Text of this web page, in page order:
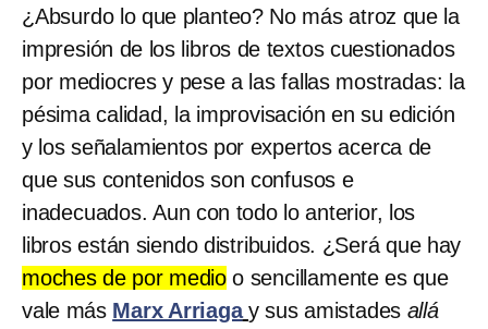
¿Absurdo lo que planteo? No más atroz que la
impresión de los libros de textos cuestionados
por mediocres y pese a las fallas mostradas: la
pésima calidad, la improvisación en su edición
y los señalamientos por expertos acerca de
que sus contenidos son confusos e
inadecuados. Aun con todo lo anterior, los
libros están siendo distribuidos. ¿Será que hay
moches de por medio o sencillamente es que
vale más Marx Arriaga y sus amistades allá